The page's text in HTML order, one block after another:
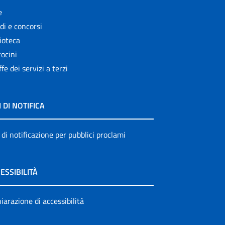
e concorsi
dei servizi a terzi
DI NOTIFICA
notificazione per pubblici proclami
di accessibilità